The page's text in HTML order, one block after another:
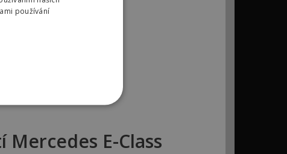
E-Class
používání